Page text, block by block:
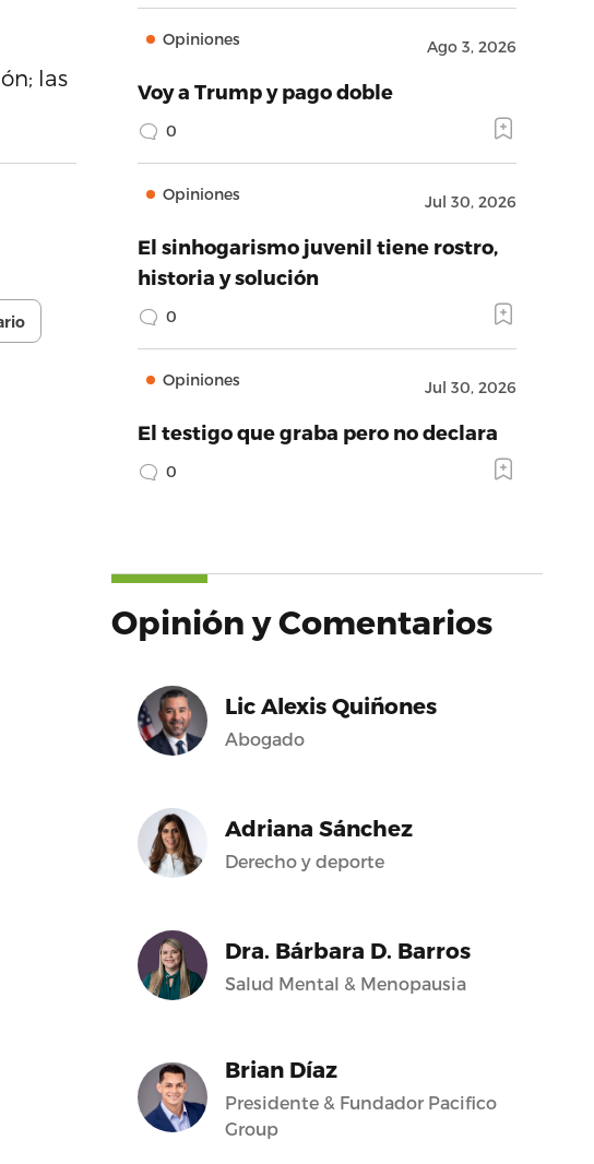
las
Opiniones Ago 3, 2026
Voy a Trump y pago doble
0
Opiniones Jul 30, 2026
El sinhogarismo juvenil tiene rostro,
historia y solución
0
Opiniones Jul 30, 2026
El testigo que graba pero no declara
0
Opinión y Comentarios
Lic Alexis Quiñones
Abogado
Adriana Sánchez
Derecho y deporte
Dra. Bárbara D. Barros
Salud Mental & Menopausia
Brian Díaz
Presidente & Fundador Pacifico
Group